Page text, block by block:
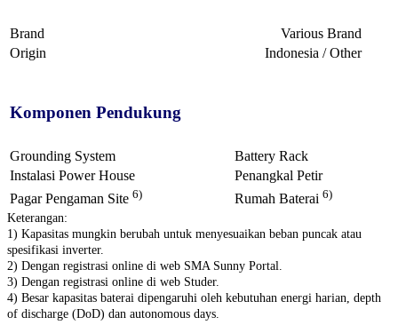
Brand
Various Brand
Origin
Indonesia / Other
Komponen Pendukung
Grounding System
Battery Rack
Instalasi Power House
Penangkal Petir
Pagar Pengaman Site 6) Rumah Baterai 6)
Keterangan:
1) Kapasitas mungkin berubah untuk menyesuaikan beban puncak atau
spesifikasi inverter.
2) Dengan registrasi online di web SMA Sunny Portal.
3) Dengan registrasi online di web Studer.
4) Besar kapasitas baterai dipengaruhi oleh kebutuhan energi harian, depth
of discharge (DoD) dan autonomous days.